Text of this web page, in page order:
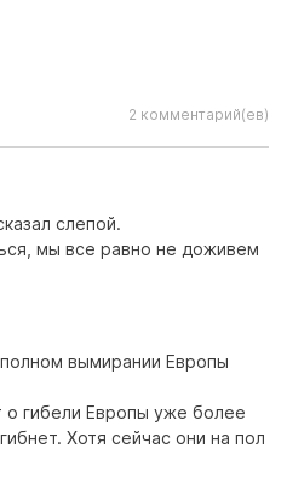
2 комментарий(ев)
слепой.
мы все равно не доживем
вымирании Европы
о гибели Европы уже более
Хотя сейчас они на пол